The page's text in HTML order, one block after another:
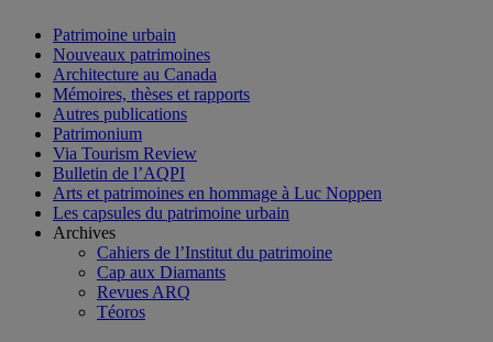
Patrimoine urbain
Nouveaux patrimoines
Architecture au Canada
Mémoires, thèses et rapports
Autres publications
Patrimonium
Via Tourism Review
Bulletin de l’AQPI
Arts et patrimoines en hommage à Luc Noppen
Les capsules du patrimoine urbain
Archives
Cahiers de l’Institut du patrimoine
Cap aux Diamants
Revues ARQ
Téoros